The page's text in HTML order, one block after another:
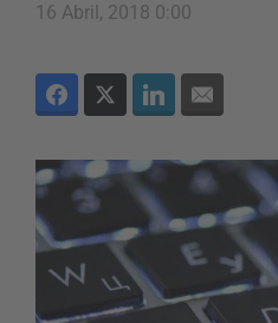
16 Abril, 2018 0:00